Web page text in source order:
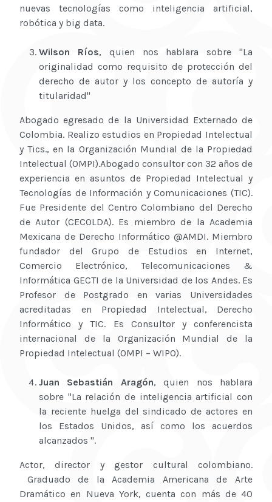
nuevas tecnologías como inteligencia artificial,
robótica y big data.
Wilson Ríos, quien nos hablara sobre "La
originalidad como requisito de protección del
derecho de autor y los concepto de autoría y
titularidad"
Abogado egresado de la Universidad Externado de
Colombia. Realizo estudios en Propiedad Intelectual
y Tics., en la Organización Mundial de la Propiedad
Intelectual (OMPI).Abogado consultor con 32 años de
experiencia en asuntos de Propiedad Intelectual y
Tecnologías de Información y Comunicaciones (TIC).
Fue Presidente del Centro Colombiano del Derecho
de Autor (CECOLDA). Es miembro de la Academia
Mexicana de Derecho Informático @AMDI. Miembro
fundador del Grupo de Estudios en Internet,
Comercio Electrónico, Telecomunicaciones &
Informática GECTI de la Universidad de los Andes. Es
Profesor de Postgrado en varias Universidades
acreditadas en Propiedad Intelectual, Derecho
Informático y TIC. Es Consultor y conferencista
internacional de la Organización Mundial de la
Propiedad Intelectual (OMPI – WIPO).
Juan Sebastián Aragón, quien nos hablara
sobre "La relación de inteligencia artificial con
la reciente huelga del sindicado de actores en
los Estados Unidos, así como los acuerdos
alcanzados ".
Actor, director y gestor cultural colombiano.
Graduado de la Academia Americana de Arte
Dramático en Nueva York, cuenta con más de 40